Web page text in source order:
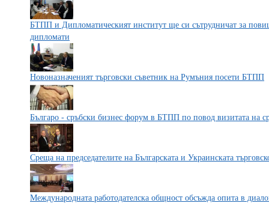
БТПП и Дипломатическият институт ще си сътрудничат за
дипломати
Новоназначеният търговски съветник на Румъния посети БТПП
Българо - сръбски бизнес форум в БТПП по повод визитата на
Среща на председателите на Българската и Украинската
Международната работодателска общност обсъжда опита в